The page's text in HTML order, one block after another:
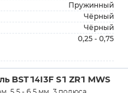
Пружинный
Чёрный
Чёрный
0,25 - 0,75
BST14I3F S1 ZR1 MWS